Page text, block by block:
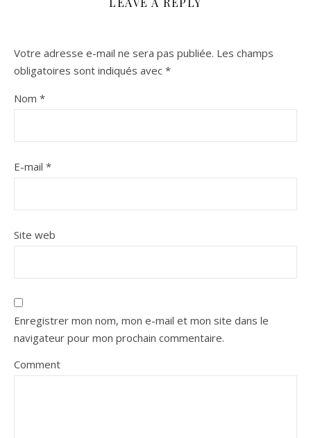
Votre adresse e-mail ne sera pas publiée. Les champs
obligatoires sont indiqués avec *
Nom *
E-mail *
Site web
Enregistrer mon nom, mon e-mail et mon site dans le
navigateur pour mon prochain commentaire.
Comment